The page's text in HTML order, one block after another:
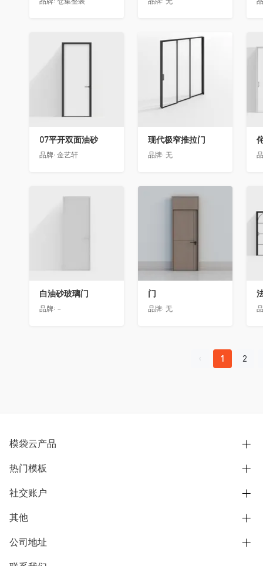
收藏
07平开双面油砂
品牌: 金艺轩
现代极窄推拉门
品牌: 无
白油砂玻璃门
品牌: -
收藏
门
品牌: 无
1 2
模袋云产品
别墅设计营销
模型协同展示分享
别墅社区
热门模板
欧式别墅
中式别墅
社交账户
B站
抖音
微信公众号
其他
用户服务协议
隐私政策
公司地址